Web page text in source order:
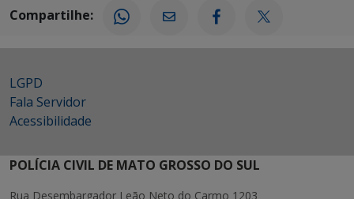
Compartilhe:
LGPD
Fala Servidor
Acessibilidade
POLÍCIA CIVIL DE MATO GROSSO DO SUL
Rua Desembargador Leão Neto do Carmo 1203